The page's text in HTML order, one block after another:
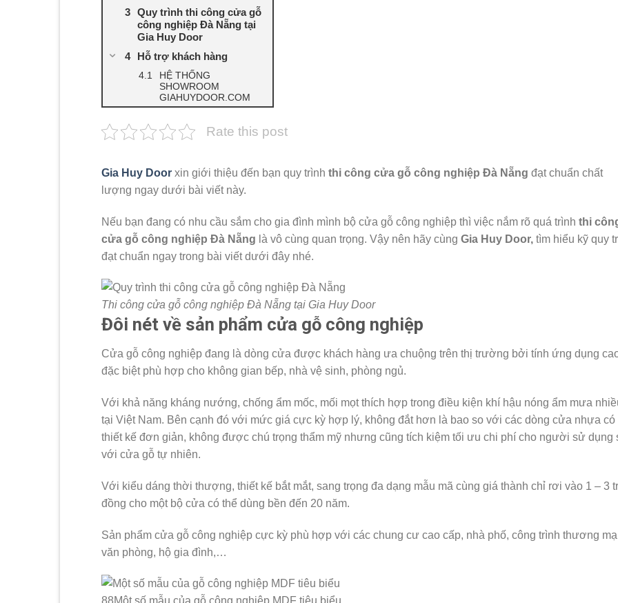
Quy trình thi công cửa gỗ
công nghiệp Đà Nẵng tại
Gia Huy Door
Hỗ trợ khách hàng
HỆ THỐNG
SHOWROOM
GIAHUYDOOR.COM
Rate this post
Gia Huy Door xin giới thiệu đến bạn quy trình thi công cửa gỗ công nghiệp Đà Nẵng đạt chuẩn chất
lượng ngay dưới bài viết này.
Nếu bạn đang có nhu cầu sắm cho gia đình mình bộ cửa gỗ công nghiệp thì việc nắm rõ quá trình thi
cửa gỗ công nghiệp Đà Nẵng là vô cùng quan trọng. Vậy nên hãy cùng Gia Huy Door, tìm hiểu kỹ quy
đạt chuẩn ngay trong bài viết dưới đây nhé.
Thi công cửa gỗ công nghiệp Đà Nẵng tại Gia Huy Door
Đôi nét về sản phẩm cửa gỗ công nghiệp
Cửa gỗ công nghiệp đang là dòng cửa được khách hàng ưa chuộng trên thị trường bởi tính ứng dụng
đặc biệt phù hợp cho không gian bếp, nhà vệ sinh, phòng ngủ.
Với khả năng kháng nướng, chống ẩm mốc, mối mọt thích hợp trong điều kiện khí hậu nóng ẩm mưa
tại Việt Nam. Bên cạnh đó với mức giá cực kỳ hợp lý, không đắt hơn là bao so với các dòng cửa nhựa có
thiết kế đơn giản, không được chú trọng thẩm mỹ nhưng cũng tích kiệm tối ưu chi phí cho người sử dụng
với cửa gỗ tự nhiên.
Với kiểu dáng thời thượng, thiết kế bắt mắt, sang trọng đa dạng mẫu mã cùng giá thành chỉ rơi vào 1 – 3
đồng cho một bộ cửa có thể dùng bền đến 20 năm.
Sản phẩm cửa gỗ công nghiệp cực kỳ phù hợp với các chung cư cao cấp, nhà phố, công trình thương
văn phòng, hộ gia đình,…